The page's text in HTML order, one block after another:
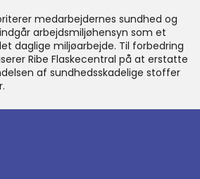
medarbejdernes sundhed og
arbejdsmiljøhensyn som et
daglige miljøarbejde. Til forbedring
Ribe Flaskecentral på at erstatte
af sundhedsskadelige stoffer